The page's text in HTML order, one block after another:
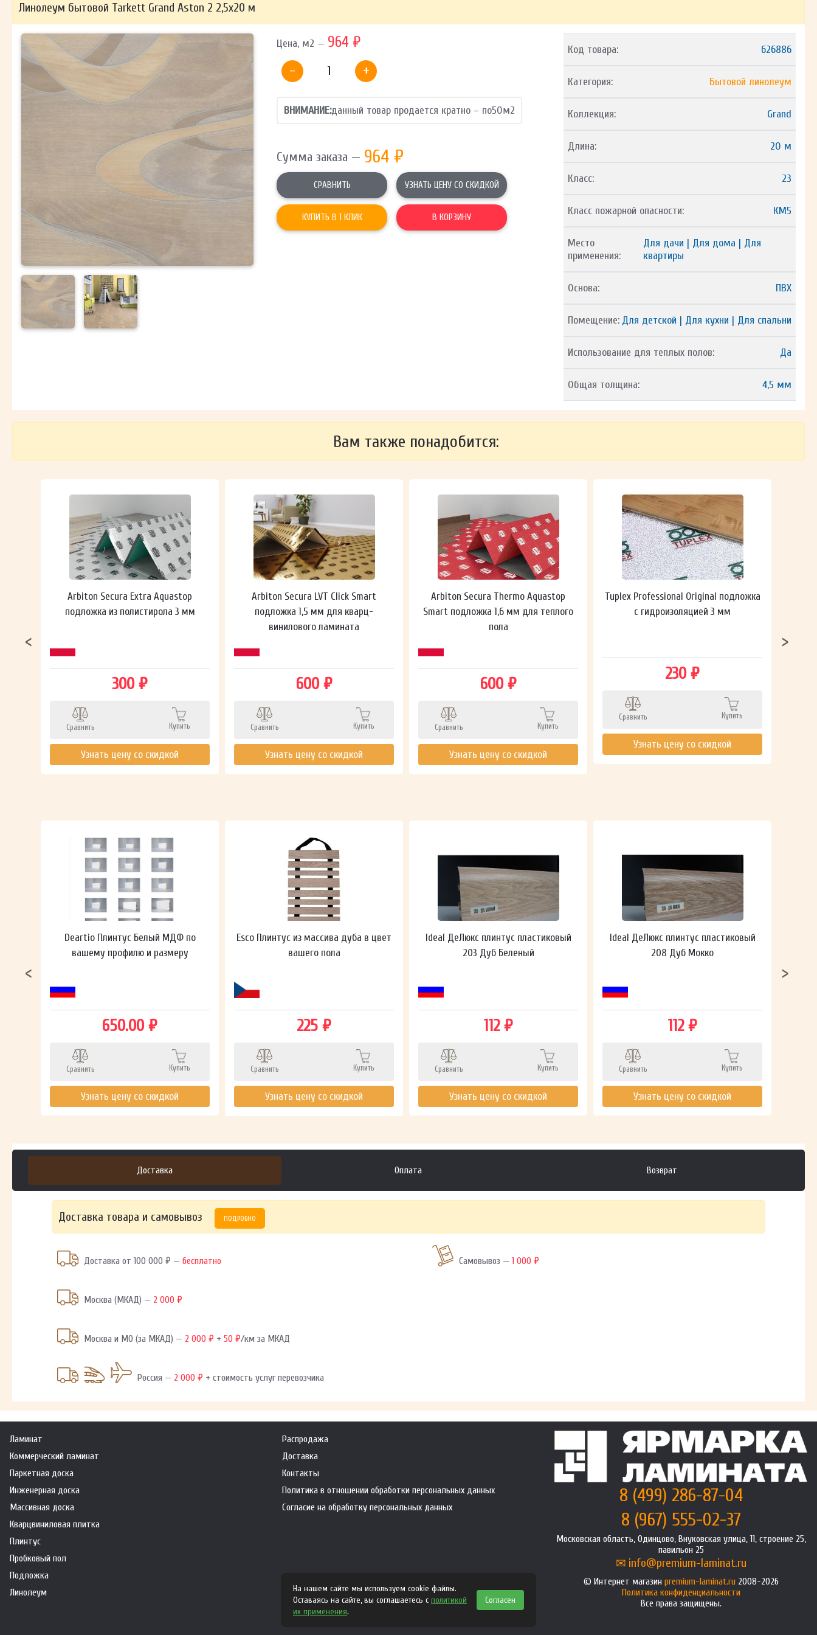
ОТПРАВИТЬ
Ваши данные не будут переданы третьим лицам
Линолеум бытовой Tarkett Grand Aston 2 2,5х20 м
Цена, м2 — 964 ₽
-
+
ВНИМАНИЕ:данный товар продается кратно – по50м2
Сумма заказа — 964 ₽
СРАВНИТЬ УЗНАТЬ ЦЕНУ СО СКИДКОЙ
КУПИТЬ В 1 КЛИК В КОРЗИНУ
Код товара: 626886
Категория: Бытовой линолеум
Коллекция: Grand
Длина: 20 м
Класс: 23
Класс пожарной опасности: КМ5
Место
применения:
Для дачи | Для дома | Для
квартиры
Основа: ПВХ
Помещение: Для детской | Для кухни | Для спальни
Использование для теплых полов: Да
Общая толщина: 4,5 мм
Вам также понадобится:
Arbiton Secura Extra Aquastop
подложка из полистирола 3 мм
300 ₽
Сравнить Купить
Узнать цену со скидкой
Arbiton Secura LVT Click Smart
подложка 1,5 мм для кварц-
винилового ламината
600 ₽
Сравнить Купить
Узнать цену со скидкой
Arbiton Secura Thermo Aquastop
Smart подложка 1,6 мм для теплого
пола
600 ₽
Сравнить Купить
Узнать цену со скидкой
Tuplex Professional Original подложка
с гидроизоляцией 3 мм
230 ₽
Сравнить Купить
Узнать цену со скидкой
Deartio Плинтус Белый МДФ по
вашему профилю и размеру
650.00 ₽
Сравнить Купить
Узнать цену со скидкой
Esco Плинтус из массива дуба в цвет
вашего пола
225 ₽
Сравнить Купить
Узнать цену со скидкой
Ideal ДеЛюкс плинтус пластиковый
203 Дуб Беленый
112 ₽
Сравнить Купить
Узнать цену со скидкой
Ideal ДеЛюкс плинтус пластиковый
208 Дуб Мокко
112 ₽
Сравнить Купить
Узнать цену со скидкой
Доставка Оплата Возврат
Доставка товара и самовывоз ПОДРОБНО
Доставка от 100 000 ₽ —бесплатно
Москва (МКАД) — 2 000 ₽
Москва и МО (за МКАД) — 2 000 ₽ +50 ₽/км за МКАД
Россия — 2 000 ₽ + стоимость услуг перевозчика
Самовывоз —1 000 ₽
Ламинат
Коммерческий ламинат
Паркетная доска
Инженерная доска
Массивная доска
Кварцвиниловая плитка
Плинтус
Пробковый пол
Подложка
Линолеум
Распродажа
Доставка
Контакты
Политика в отношении обработки персональных данных
Согласие на обработку персональных данных
8 (499) 286-87-04
8 (967) 555-02-37
Московская область, Одинцово, Внуковская улица, 11, строение 25,
павильон 25
info@premium-laminat.ru
Интернет магазин premium-laminat.ru2008-2026
Политика конфиденциальности
Все права защищены.
На нашем сайте мы используем cookie файлы.
Оставаясь на сайте, вы соглашаетесь с политикой
их применения.
Согласен